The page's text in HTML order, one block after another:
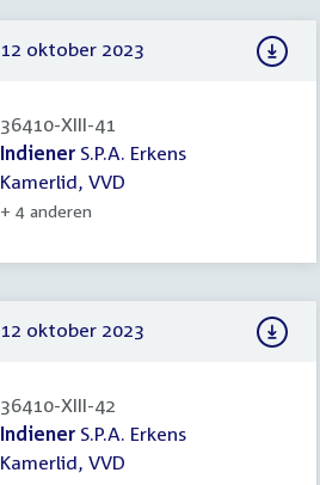
12 oktober 2023
36410-XIII-41
IndienerS.P.A. Erkens
Kamerlid, VVD
+ 4 anderen
12 oktober 2023
36410-XIII-42
IndienerS.P.A. Erkens
Kamerlid, VVD